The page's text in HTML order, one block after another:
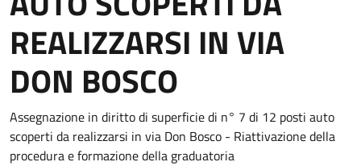
REALIZZARSI IN VIA
DON BOSCO
Assegnazione in diritto di superficie di n° 7 di 12 posti auto
scoperti da realizzarsi in via Don Bosco - Riattivazione della
procedura e formazione della graduatoria